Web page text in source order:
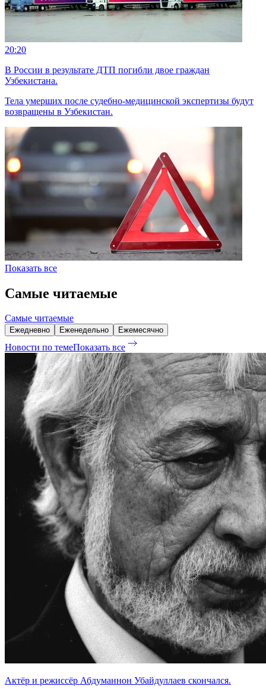
20:20
В России в результате ДТП погибли двое граждан
Узбекистана.
Тела умерших после судебно-медицинской экспертизы будут
возвращены в Узбекистан.
Показать все
Самые читаемые
Самые читаемые
Ежедневно Еженедельно Ежемесячно
Новости по темеПоказать все
Актёр и режиссёр Абдуманнон Убайдуллаев скончался.